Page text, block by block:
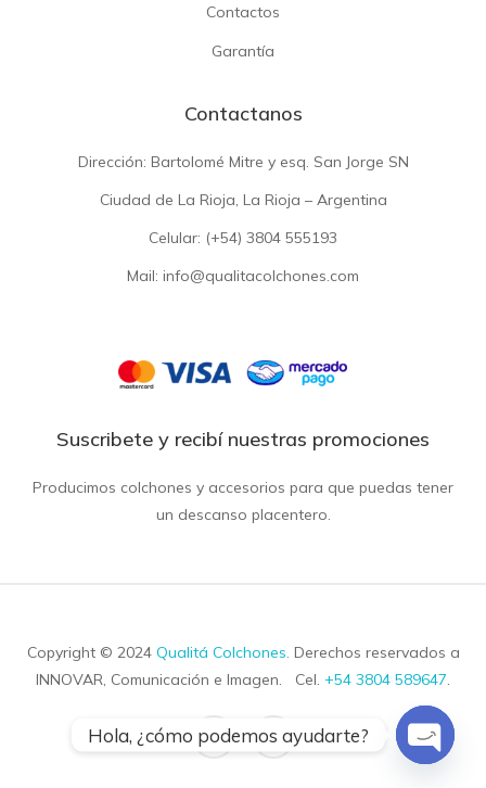
Contactos
Garantía
Contactanos
Dirección: Bartolomé Mitre y esq. San Jorge SN
Ciudad de La Rioja, La Rioja – Argentina
Celular: (+54) 3804 555193
Mail: info@qualitacolchones.com
Suscribete y recibí nuestras promociones
Producimos colchones y accesorios para que puedas tener
un descanso placentero.
Copyright © 2024 Qualitá Colchones Derechos reservados a
INNOVAR, Comunicación e Imagen. Cel. +54 3804 589647
Hola, ¿cómo podemos ayudarte?